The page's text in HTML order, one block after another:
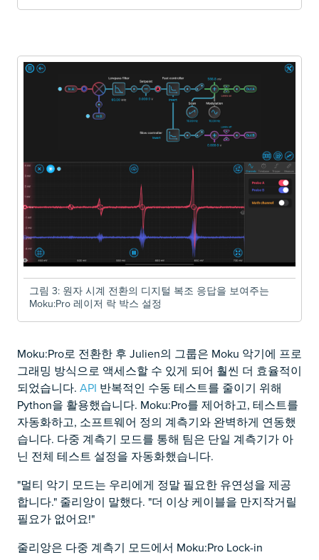
그림 3: 원자 시계 전환의 디지털 복조 응답을 보여주는
Moku:Pro 레이저 락 박스 설정
Moku:Pro로 전환한 후 Julien의 그룹은 Moku 악기에 프로
그래밍 방식으로 액세스할 수 있게 되어 훨씬 더 효율적이
되었습니다. API 반복적인 수동 테스트를 줄이기 위해
Python을 활용했습니다. Moku:Pro를 제어하고, 테스트를
자동화하고, 소프트웨어 정의 계측기와 완벽하게 연동했
습니다. 다중 계측기 모드를 통해 팀은 단일 계측기가 아
닌 전체 테스트 설정을 자동화했습니다.
"멀티 악기 모드는 우리에게 정말 필요한 유연성을 제공
합니다." 줄리앙이 말했다. "더 이상 케이블을 만지작거릴
필요가 없어요!"
줄리앙은 다중 계측기 모드에서 Moku:Pro Lock-in